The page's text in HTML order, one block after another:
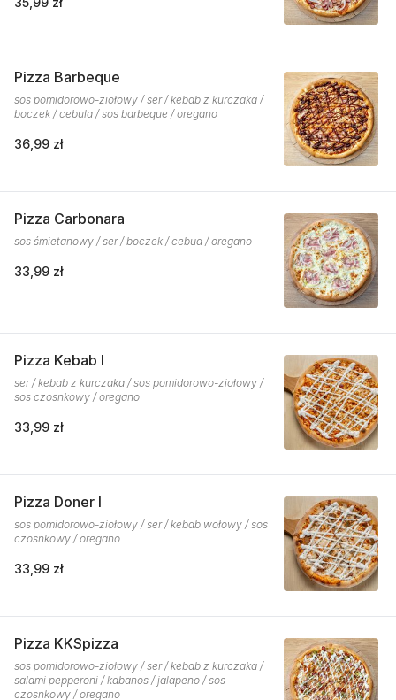
Pizza Barbeque
sos pomidorowo-ziołowy / ser / kebab z kurczaka /
boczek / cebula / sos barbeque / oregano
36,99 zł
Pizza Carbonara
sos śmietanowy / ser / boczek / cebua / oregano
33,99 zł
Pizza Kebab I
ser / kebab z kurczaka / sos pomidorowo-ziołowy /
sos czosnkowy / oregano
33,99 zł
Pizza Doner I
sos pomidorowo-ziołowy / ser / kebab wołowy / sos
czosnkowy / oregano
33,99 zł
Pizza KKSpizza
sos pomidorowo-ziołowy / ser / kebab z kurczaka /
salami pepperoni / kabanos / jalapeno / sos
czosnkowy / oregano